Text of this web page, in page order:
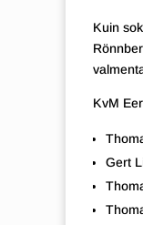
Kuin
KvM
Gert